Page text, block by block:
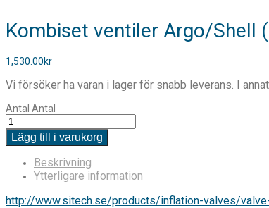
Kombiset ventiler Argo/Shell
1,530.00kr
Vi försöker ha varan i lager för snabb leverans. I
Antal Antal
Lägg till i varukorg
Beskrivning
Ytterligare information
http://www.sitech.se/products/inflation-valves/